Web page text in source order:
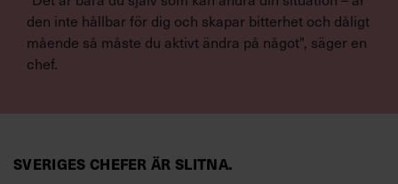
den inte hållbar för dig och skapar bitterhet och dåligt
mående så måste du aktivt ändra på något", säger en
chef.
SVERIGES CHEFER ÄR SLITNA.